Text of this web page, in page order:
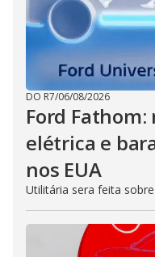
DO R7/06/08/2026
Ford
elétrica e
nos EUA
Utilitária sera feita